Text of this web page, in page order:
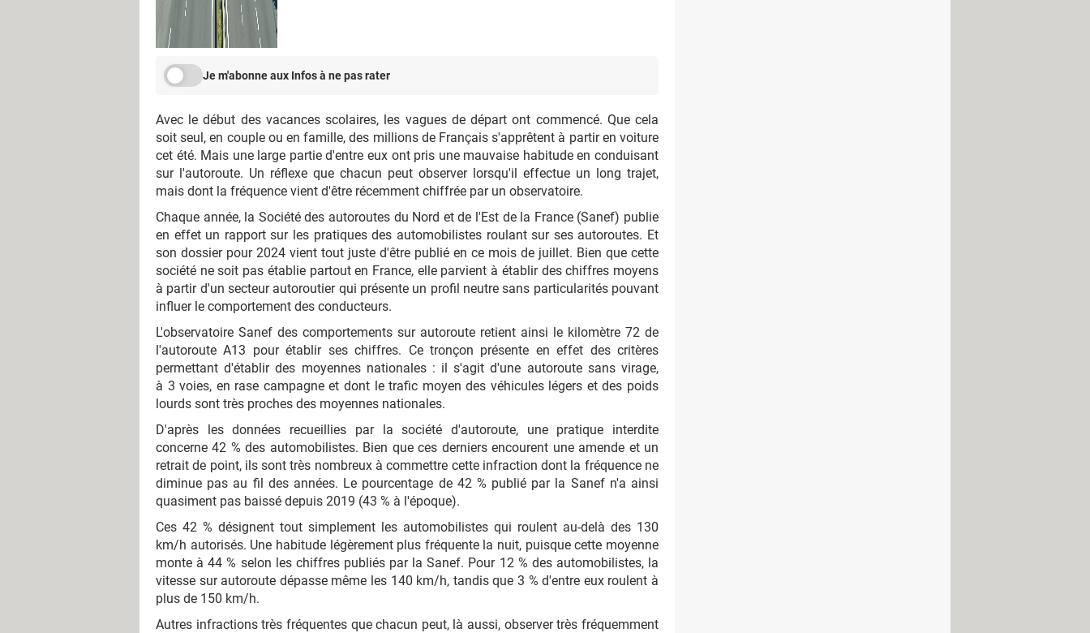
Je m'abonne aux Infos à ne pas rater
Avec le début des vacances scolaires, les vagues de départ ont commencé. Que cela
soit seul, en couple ou en famille, des millions de Français s'apprêtent à partir en voiture
cet été. Mais une large partie d'entre eux ont pris une mauvaise habitude en conduisant
sur l'autoroute. Un réflexe que chacun peut observer lorsqu'il effectue un long trajet,
mais dont la fréquence vient d'être récemment chiffrée par un observatoire.
Chaque année, la Société des autoroutes du Nord et de l'Est de la France (Sanef) publie
en effet un rapport sur les pratiques des automobilistes roulant sur ses autoroutes. Et
son dossier pour 2024 vient tout juste d'être publié en ce mois de juillet. Bien que cette
société ne soit pas établie partout en France, elle parvient à établir des chiffres moyens
à partir d'un secteur autoroutier qui présente un profil neutre sans particularités pouvant
influer le comportement des conducteurs.
L'observatoire Sanef des comportements sur autoroute retient ainsi le kilomètre 72 de
l'autoroute A13 pour établir ses chiffres. Ce tronçon présente en effet des critères
permettant d'établir des moyennes nationales : il s'agit d'une autoroute sans virage,
à 3 voies, en rase campagne et dont le trafic moyen des véhicules légers et des poids
lourds sont très proches des moyennes nationales.
D'après les données recueillies par la société d'autoroute, une pratique interdite
concerne 42 % des automobilistes. Bien que ces derniers encourent une amende et un
retrait de point, ils sont très nombreux à commettre cette infraction dont la fréquence ne
diminue pas au fil des années. Le pourcentage de 42 % publié par la Sanef n'a ainsi
quasiment pas baissé depuis 2019 (43 % à l'époque).
Ces 42 % désignent tout simplement les automobilistes qui roulent au-delà des 130
km/h autorisés. Une habitude légèrement plus fréquente la nuit, puisque cette moyenne
monte à 44 % selon les chiffres publiés par la Sanef. Pour 12 % des automobilistes, la
vitesse sur autoroute dépasse même les 140 km/h, tandis que 3 % d'entre eux roulent à
plus de 150 km/h.
Autres infractions très fréquentes que chacun peut, là aussi, observer très fréquemment